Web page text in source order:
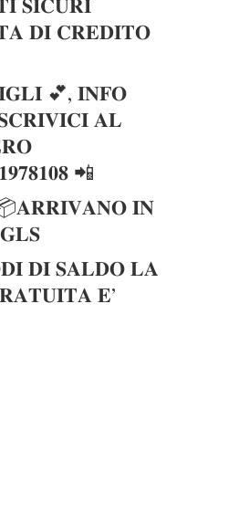
𝐒𝐈𝐂𝐔𝐑𝐈
𝐃𝐈 𝐂𝐑𝐄𝐃𝐈𝐓𝐎
💕, 𝐈𝐍𝐅𝐎
𝐀𝐋
📲
𝐈𝐍
𝐃𝐈 𝐒𝐀𝐋𝐃𝐎 𝐋𝐀
𝐄’